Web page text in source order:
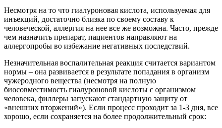
Несмотря на то что гиалуроновая кислота, используемая для
инъекций, достаточно близка по своему составу к
человеческой, аллергия на нее все же возможна. Часто, прежде
чем назначить препарат, пациентов направляют на
аллергопробы во избежание негативных последствий.
Незначительная воспалительная реакция считается вариантом
нормы – она развивается в результате попадания в организм
чужеродного вещества (несмотря на полную
биосовместимость гиалуроновой кислоты с организмом
человека, филлеры запускают стандартную защиту от
«внешних вторжений»). Если процесс проходит за 1-3 дня, все
хорошо, если сохраняется на более продолжительный срок: